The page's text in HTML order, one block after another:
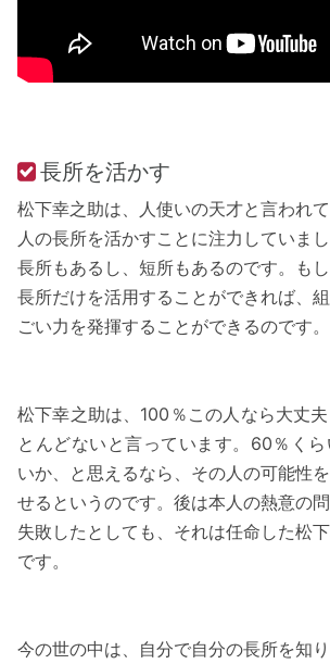
長所を活かす
松下幸之助は、人使いの天才と言われて
人の長所を活かすことに注力していま
長所もあるし、短所もあるのです。も
長所だけを活用することができれば、
ごい力を発揮することができるのです。
松下幸之助は、100％この人なら大丈
とんどないと言っています。60％く
いか、と思えるなら、その人の可能性
せるというのです。後は本人の熱意の
失敗したとしても、それは任命した松
です。
今の世の中は、自分で自分の長所を知